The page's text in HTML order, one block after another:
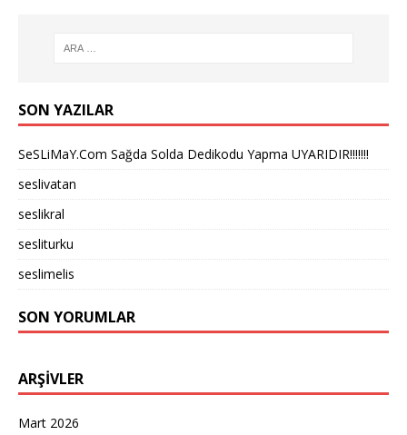
SON YAZILAR
SeSLiMaY.Com Sağda Solda Dedikodu Yapma UYARIDIR!!!!!!!
seslivatan
seslikral
sesliturku
seslimelis
SON YORUMLAR
ARŞIVLER
Mart 2026